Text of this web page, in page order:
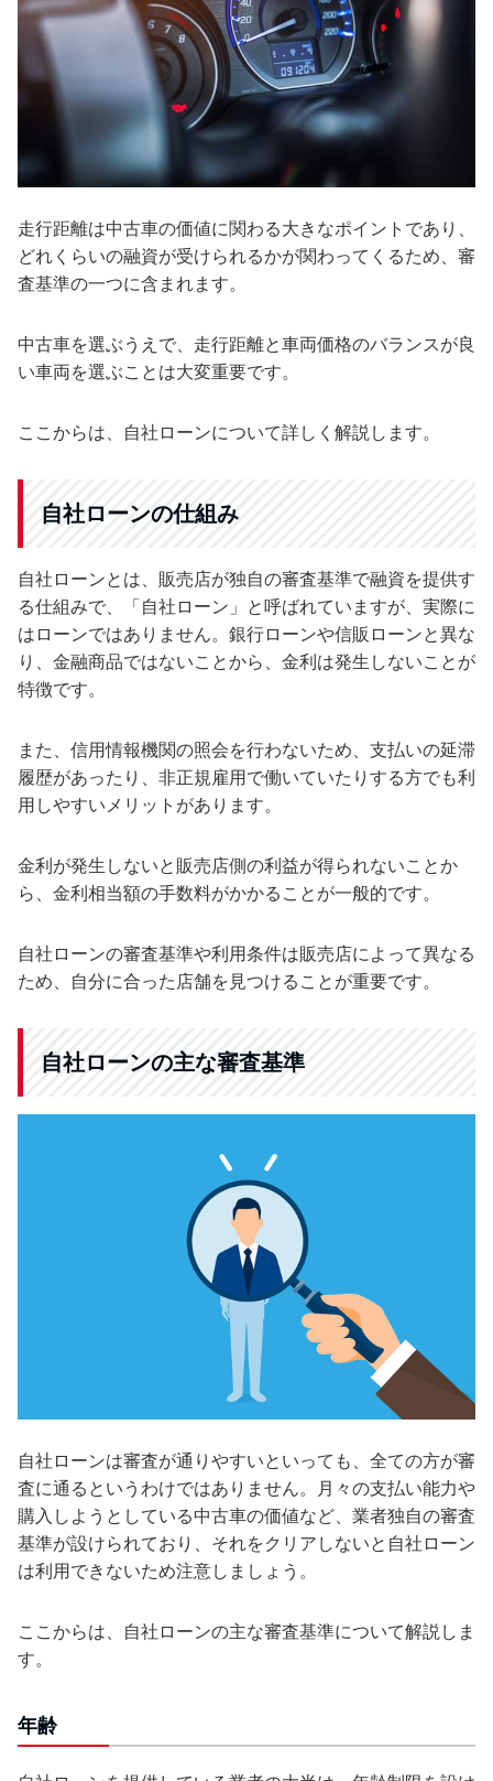
走行距離は中古車の価値に関わる大きなポイントであり、
どれくらいの融資が受けられるかが関わってくるため、審
査基準の一つに含まれます。
中古車を選ぶうえで、走行距離と車両価格のバランスが良
い車両を選ぶことは大変重要です。
ここからは、自社ローンについて詳しく解説します。
自社ローンの仕組み
自社ローンとは、販売店が独自の審査基準で融資を提供す
る仕組みで、「自社ローン」と呼ばれていますが、実際に
はローンではありません。銀行ローンや信販ローンと異な
り、金融商品ではないことから、金利は発生しないことが
特徴です。
また、信用情報機関の照会を行わないため、支払いの延滞
履歴があったり、非正規雇用で働いていたりする方でも利
用しやすいメリットがあります。
金利が発生しないと販売店側の利益が得られないことか
ら、金利相当額の手数料がかかることが一般的です。
自社ローンの審査基準や利用条件は販売店によって異なる
ため、自分に合った店舗を見つけることが重要です。
自社ローンの主な審査基準
自社ローンは審査が通りやすいといっても、全ての方が審
査に通るというわけではありません。月々の支払い能力や
購入しようとしている中古車の価値など、業者独自の審査
基準が設けられており、それをクリアしないと自社ローン
は利用できないため注意しましょう。
ここからは、自社ローンの主な審査基準について解説しま
す。
年齢